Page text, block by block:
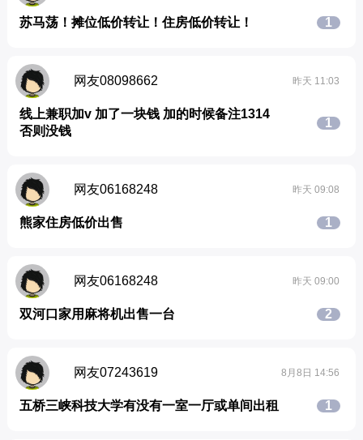
苏马荡！摊位低价转让！住房低价转让！ 1
网友08098662 昨天 11:03
线上兼职加v 加了一块钱 加的时候备注1314
否则没钱
1
网友06168248 昨天 09:08
熊家住房低价出售 1
网友06168248 昨天 09:00
双河口家用麻将机出售一台 2
网友07243619 8月8日 14:56
五桥三峡科技大学有没有一室一厅或单间出租 1